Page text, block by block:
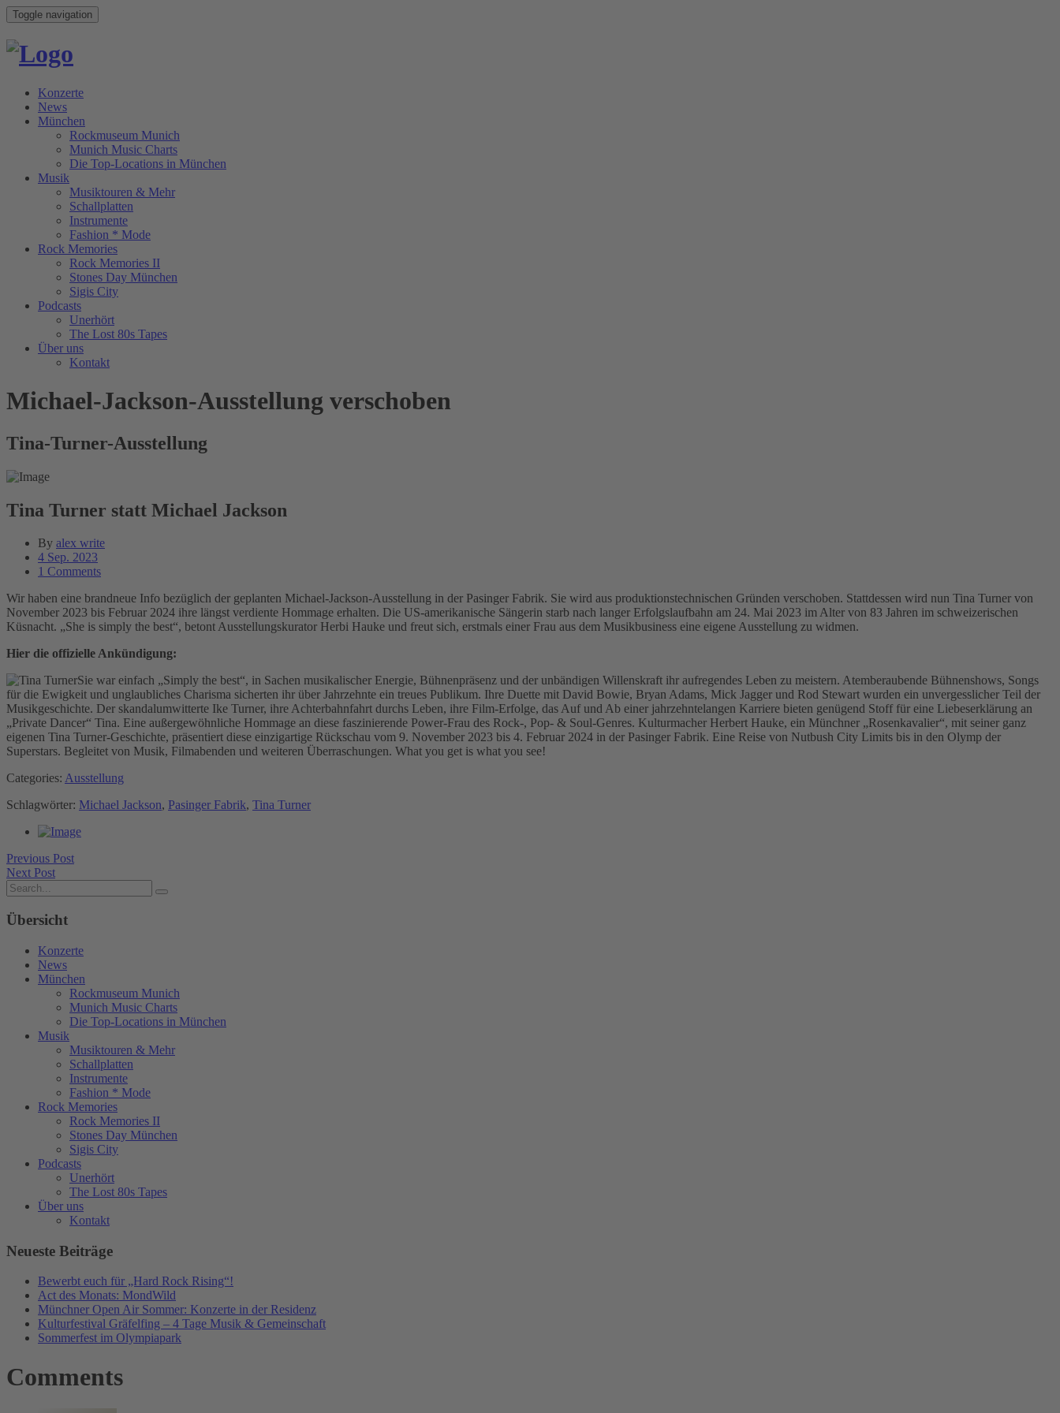
Toggle navigation
Konzerte
News
München
Rockmuseum Munich
Munich Music Charts
Die Top-Locations in München
Musik
Musiktouren & Mehr
Schallplatten
Instrumente
Fashion * Mode
Rock Memories
Rock Memories II
Stones Day München
Sigis City
Podcasts
Unerhört
The Lost 80s Tapes
Über uns
Kontakt
Michael-Jackson-Ausstellung verschoben
Tina-Turner-Ausstellung
Tina Turner statt Michael Jackson
By alex write
4 Sep. 2023
1 Comments
Wir haben eine brandneue Info bezüglich der geplanten Michael-Jackson-Ausstellung in der Pasinger Fabrik. Sie wird aus produktionstechnischen Gründen verschoben. Stattdessen wird nun Tina Turner von
November 2023 bis Februar 2024 ihre längst verdiente Hommage erhalten. Die US-amerikanische Sängerin starb nach langer Erfolgslaufbahn am 24. Mai 2023 im Alter von 83 Jahren im schweizerischen
Küsnacht. „She is simply the best“, betont Ausstellungskurator Herbi Hauke und freut sich, erstmals einer Frau aus dem Musikbusiness eine eigene Ausstellung zu widmen.
Hier die offizielle Ankündigung:
Sie war einfach „Simply the best“, in Sachen musikalischer Energie, Bühnenpräsenz und der unbändigen Willenskraft ihr aufregendes Leben zu meistern. Atemberaubende Bühnenshows, Songs
für die Ewigkeit und unglaubliches Charisma sicherten ihr über Jahrzehnte ein treues Publikum. Ihre Duette mit David Bowie, Bryan Adams, Mick Jagger und Rod Stewart wurden ein unvergesslicher Teil der
Musikgeschichte. Der skandalumwitterte Ike Turner, ihre Achterbahnfahrt durchs Leben, ihre Film-Erfolge, das Auf und Ab einer jahrzehntelangen Karriere bieten genügend Stoff für eine Liebeserklärung an
„Private Dancer“ Tina. Eine außergewöhnliche Hommage an diese faszinierende Power-Frau des Rock-, Pop- & Soul-Genres. Kulturmacher Herbert Hauke, ein Münchner „Rosenkavalier“, mit seiner ganz
eigenen Tina Turner-Geschichte, präsentiert diese einzigartige Rückschau vom 9. November 2023 bis 4. Februar 2024 in der Pasinger Fabrik. Eine Reise von Nutbush City Limits bis in den Olymp der
Superstars. Begleitet von Musik, Filmabenden und weiteren Überraschungen. What you get is what you see!
Categories: Ausstellung
Schlagwörter: Michael Jackson, Pasinger Fabrik, Tina Turner
Previous Post
Next Post
Übersicht
Konzerte
News
München
Rockmuseum Munich
Munich Music Charts
Die Top-Locations in München
Musik
Musiktouren & Mehr
Schallplatten
Instrumente
Fashion * Mode
Rock Memories
Rock Memories II
Stones Day München
Sigis City
Podcasts
Unerhört
The Lost 80s Tapes
Über uns
Kontakt
Neueste Beiträge
Bewerbt euch für „Hard Rock Rising“!
Act des Monats: MondWild
Münchner Open Air Sommer: Konzerte in der Residenz
Kulturfestival Gräfelfing – 4 Tage Musik & Gemeinschaft
Sommerfest im Olympiapark
Comments